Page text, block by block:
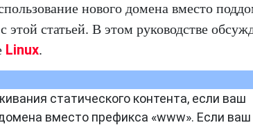
нового домена вместо
статьей. В этом руководстве
Linux.
статического контента, если ваш
вместо префикса «www». Если